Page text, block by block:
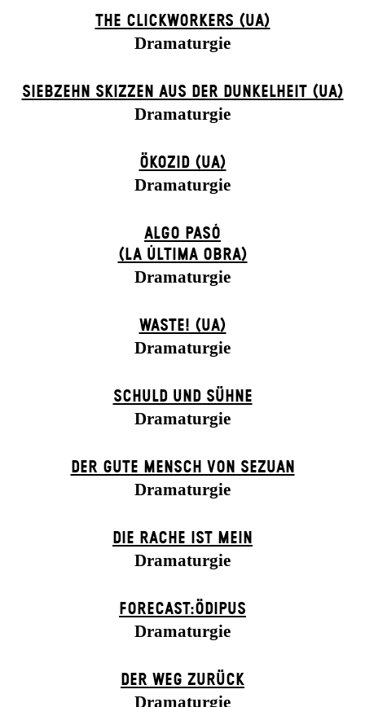
THE CLICKWORKERS (UA)
Dramaturgie
SIEBZEHN SKIZZEN AUS DER DUNKELHEIT (UA)
Dramaturgie
ÖKOZID (UA)
Dramaturgie
ALGO PASÓ
(LA ÚLTIMA OBRA)
Dramaturgie
WASTE! (UA)
Dramaturgie
SCHULD UND SÜHNE
Dramaturgie
DER GUTE MENSCH VON SEZUAN
Dramaturgie
DIE RACHE IST MEIN
Dramaturgie
FORECAST:ÖDIPUS
Dramaturgie
DER WEG ZU­RÜCK
Dramaturgie